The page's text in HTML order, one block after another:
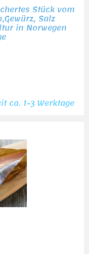
Stück vom
Salz
in Norwegen
ca. 1-3 Werktage